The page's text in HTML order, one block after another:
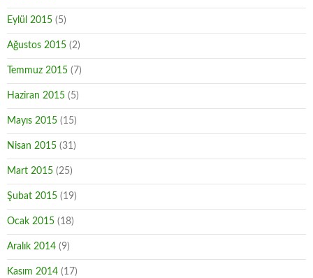
Eylül 2015 (5)
Ağustos 2015 (2)
Temmuz 2015 (7)
Haziran 2015 (5)
Mayıs 2015 (15)
Nisan 2015 (31)
Mart 2015 (25)
Şubat 2015 (19)
Ocak 2015 (18)
Aralık 2014 (9)
Kasım 2014 (17)